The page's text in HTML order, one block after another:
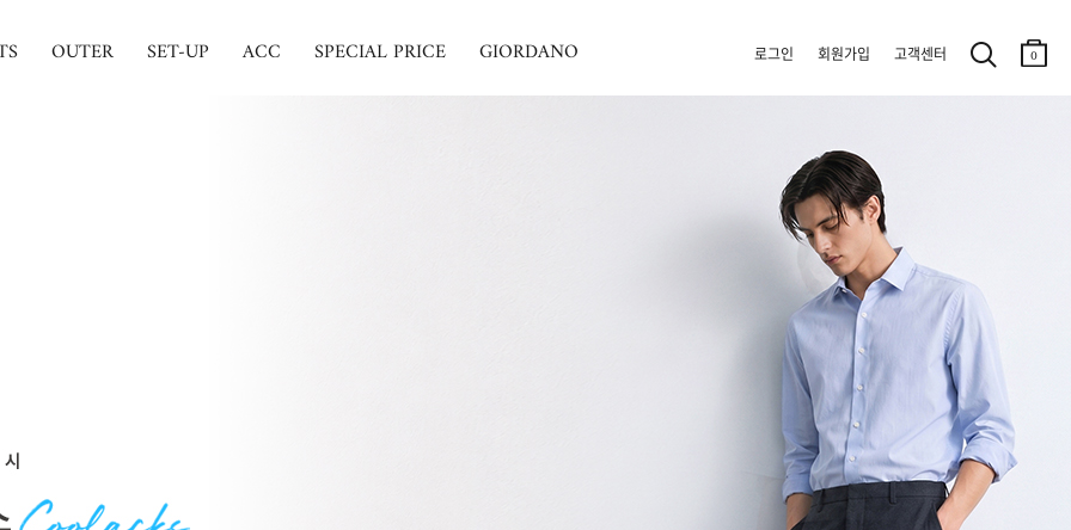
OUTER SET-UP ACC SPECIAL PRICE GIORDANO 로그인 회원가입 고객센터 0